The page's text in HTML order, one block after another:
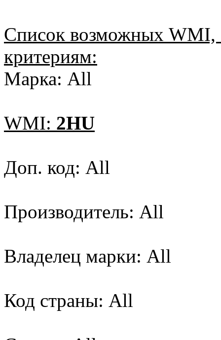
Список возможных
критериям:
Марка: All
WMI: 2HU
Доп. код: All
Производитель: All
Владелец марки: All
Код страны: All